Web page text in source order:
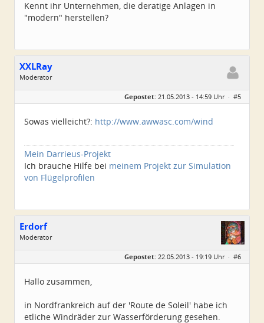
Kennt ihr Unternehmen, die deratige Anlagen in
"modern" herstellen?
XXLRay
Moderator
Geschlecht:
keine Angabe
Süd-Niedersachsen
Homepage:
xxlray.bplaced.net
Dabei seit:
11 / 2007
Gepostet: 21.05.2013 - 14:59 Uhr · #5
Sowas vielleicht?: http://www.awwasc.com/wind
Mein Darrieus-Projekt
Ich brauche Hilfe bei meinem Projekt zur Simulation
von Flügelprofilen
Erdorf
Moderator
Beiträge:
3538
Gepostet: 22.05.2013 - 19:19 Uhr · #6
Hallo zusammen,
in Nordfrankreich auf der 'Route de Soleil' habe ich
etliche Windräder zur Wasserförderung gesehen.